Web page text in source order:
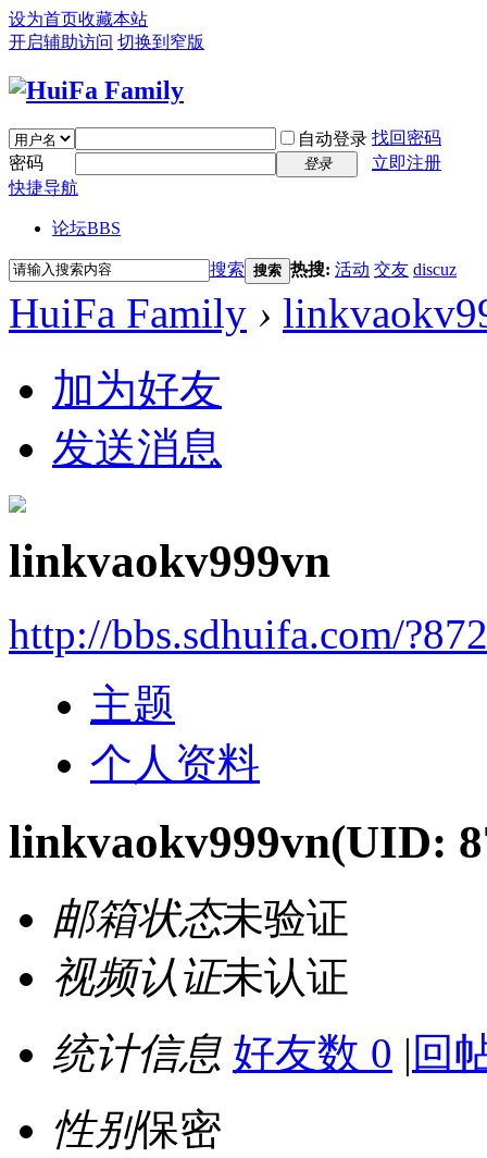
设为首页收藏本站
开启辅助访问 切换到窄版
自动登录 找回密码
密码
登录
立即注册
快捷导航
论坛BBS
搜索 搜索 热搜: 活动 交友 discuz
HuiFa Family ›
加为好友
发送消息
linkvaokv999vn
http://bbs.sdhuifa.com/
主题
个人资料
linkvaokv999vn(UID:
邮箱状态未验证
视频认证未认证
统计信息 好友数 0 | 回
性别保密